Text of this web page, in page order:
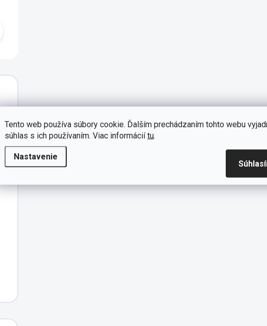
Tento web používa súbory cookie. Ďalším prechádzaním tohto webu
súhlas s ich používaním. Viac informáciítu.
Nastavenie